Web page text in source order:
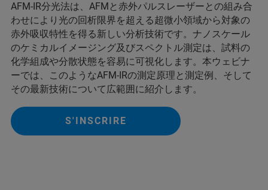
AFM-IR分光法は、AFMと赤外パルスレーザーとの組み合
わせにより光の回析限界を超える超微小領域から対象の
赤外吸収特性を得る新しい分析技術です。ナノスケール
のケミカルイメージング及びスペクトル測定は、試料の
化学組成や分散状態を容易に可視化します。本ウェビナ
ーでは、このようなAFM-IRの測定原理と測定例、そして
その最新技術について広範囲に紹介します。
S'INSCRIRE